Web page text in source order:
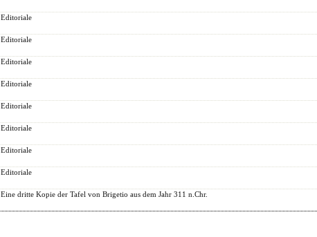
Editoriale
Editoriale
Editoriale
Editoriale
Editoriale
Editoriale
Editoriale
Editoriale
Eine dritte Kopie der Tafel von Brigetio aus dem Jahr 311 n.Chr.